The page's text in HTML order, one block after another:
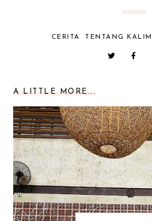
CERITA TENTANG
A LITTLE MORE...